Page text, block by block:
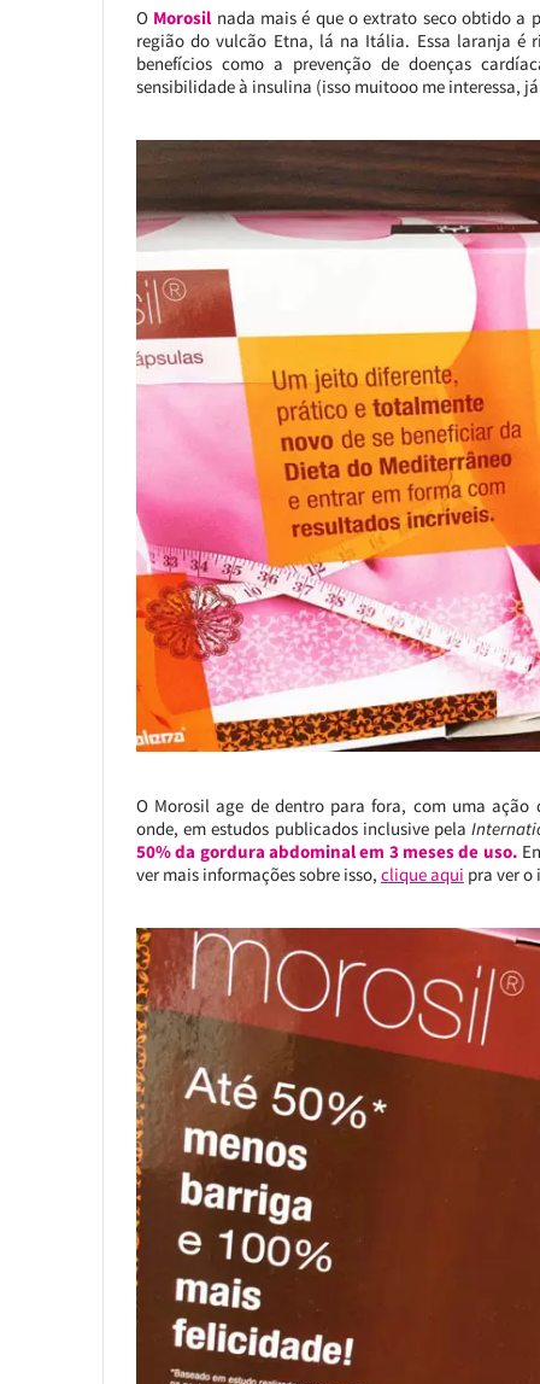
O Morosil nada mais é que o extrato seco obtido a
região do vulcão Etna, lá na Itália. Essa laranja é
benefícios como a prevenção de doenças
sensibilidade à insulina (isso muitooo me interessa,
O Morosil age de dentro para fora, com uma
onde, em estudos publicados inclusive pela
50% da gordura abdominal em 3 meses de uso.
ver mais informações sobre isso, clique aqui pra ver